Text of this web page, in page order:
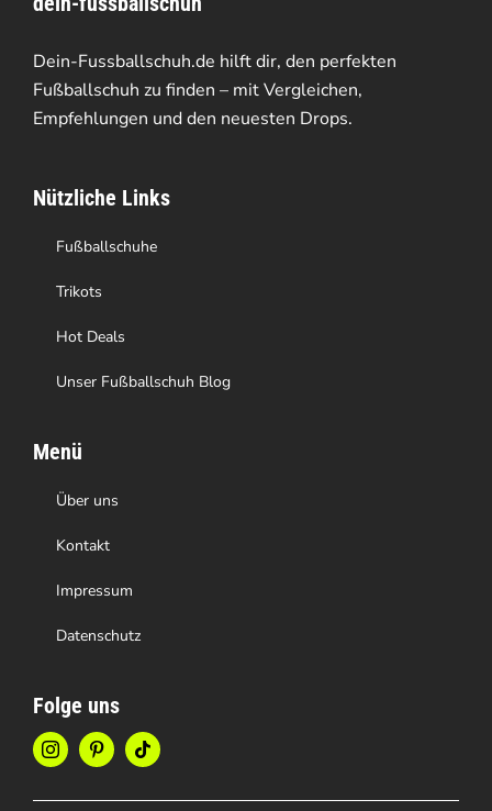
auf.
Die
Optionen
können
der
Produktseite
gewählt
werden
Dein-Fussballschuh.de hilft dir, den perfekten
Fußballschuh zu finden – mit Vergleichen,
Empfehlungen und den neuesten Drops.
Nützliche Links
Fußballschuhe
Trikots
Hot Deals
Unser Fußballschuh Blog
Menü
Über uns
Kontakt
Impressum
Datenschutz
Folge uns